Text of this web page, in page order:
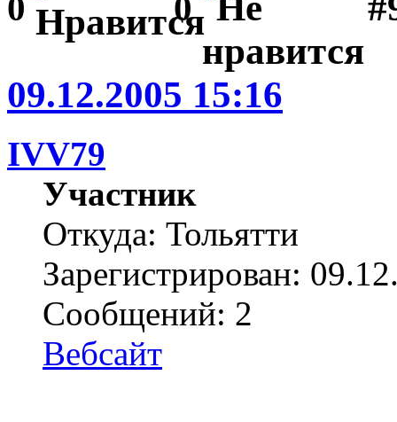
09.12.2005 15:16
IVV79
Участник
Откуда: Тольятти
Зарегистрирован:
Сообщений: 2
Вебсайт